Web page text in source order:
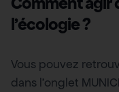
l’écologie ?
Vous pouvez
dans l’onglet